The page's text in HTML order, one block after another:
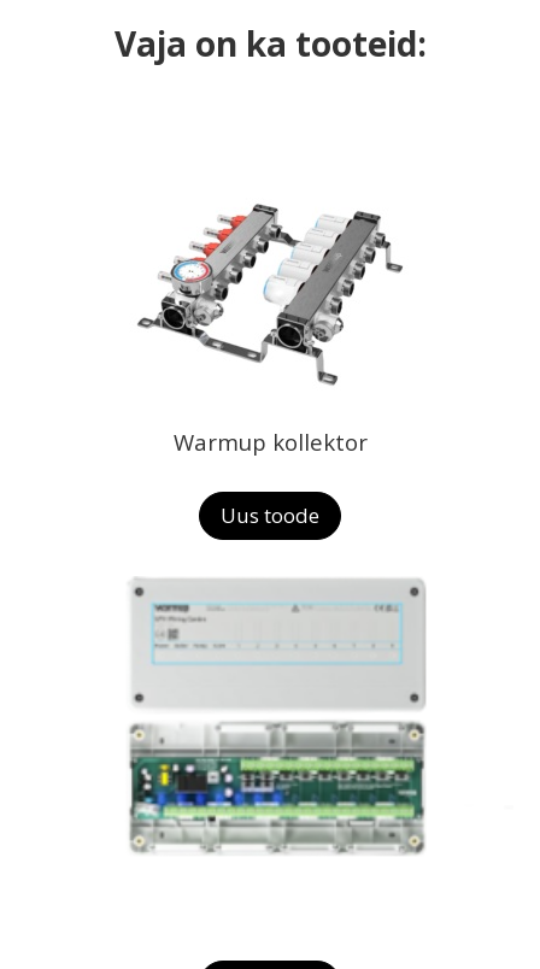
Vaja on ka tooteid:
Warmup kollektor
Uus toode